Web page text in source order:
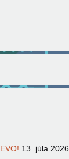
13. júla 2026